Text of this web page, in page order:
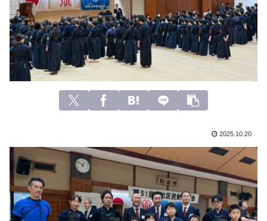
2025.10.20